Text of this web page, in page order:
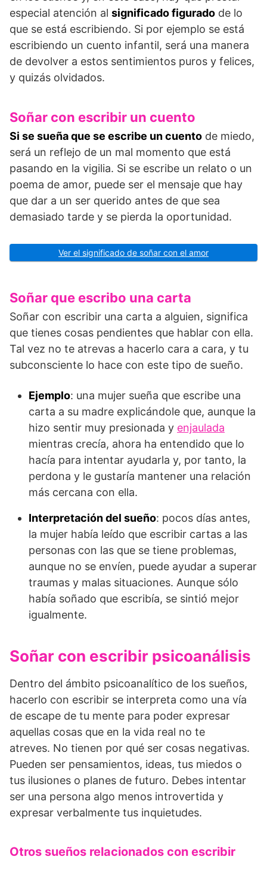
especial atención al significado figurado de lo
que se está escribiendo. Si por ejemplo se está
escribiendo un cuento infantil, será una manera
de devolver a estos sentimientos puros y felices,
y quizás olvidados.
Soñar con escribir un cuento
Si se sueña que se escribe un cuento de miedo,
será un reflejo de un mal momento que está
pasando en la vigilia. Si se escribe un relato o un
poema de amor, puede ser el mensaje que hay
que dar a un ser querido antes de que sea
demasiado tarde y se pierda la oportunidad.
Ver el significado de soñar con el amor
Soñar que escribo una carta
Soñar con escribir una carta a alguien, significa
que tienes cosas pendientes que hablar con ella.
Tal vez no te atrevas a hacerlo cara a cara, y tu
subconsciente lo hace con este tipo de sueño.
Ejemplo: una mujer sueña que escribe una
carta a su madre explicándole que, aunque la
hizo sentir muy presionada y enjaulada
mientras crecía, ahora ha entendido que lo
hacía para intentar ayudarla y, por tanto, la
perdona y le gustaría mantener una relación
más cercana con ella.
Interpretación del sueño: pocos días antes,
la mujer había leído que escribir cartas a las
personas con las que se tiene problemas,
aunque no se envíen, puede ayudar a superar
traumas y malas situaciones. Aunque sólo
había soñado que escribía, se sintió mejor
igualmente.
Soñar con escribir psicoanálisis
Dentro del ámbito psicoanalítico de los sueños,
hacerlo con escribir se interpreta como una vía
de escape de tu mente para poder expresar
aquellas cosas que en la vida real no te
atreves. No tienen por qué ser cosas negativas.
Pueden ser pensamientos, ideas, tus miedos o
tus ilusiones o planes de futuro. Debes intentar
ser una persona algo menos introvertida y
expresar verbalmente tus inquietudes.
Otros sueños relacionados con escribir